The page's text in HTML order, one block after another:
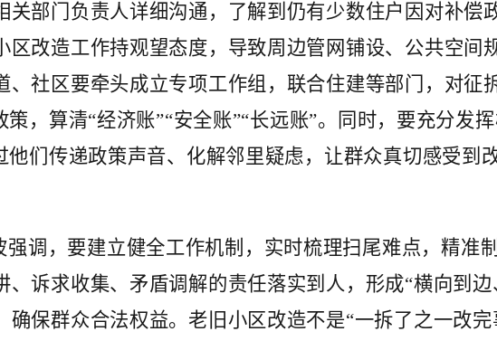
关部门负责人详细沟通，了解到仍有少数住户因对补偿
区改造工作持观望态度，导致周边管网铺设、公共空间
社区要牵头成立专项工作组，联合住建等部门，对征
，算清“经济账”“安全账”“长远账”。同时，要充分发
他们传递政策声音、化解邻里疑虑，让群众真切感受到
调，要建立健全工作机制，实时梳理扫尾难点，精准
、诉求收集、矛盾调解的责任落实到人，形成“横向到
保群众合法权益。老旧小区改造不是“一拆了之一改完